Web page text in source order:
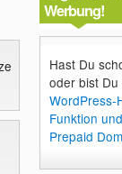
Werbung!
Hast Du
oder bist
WordPress-
Funktion
Prepaid